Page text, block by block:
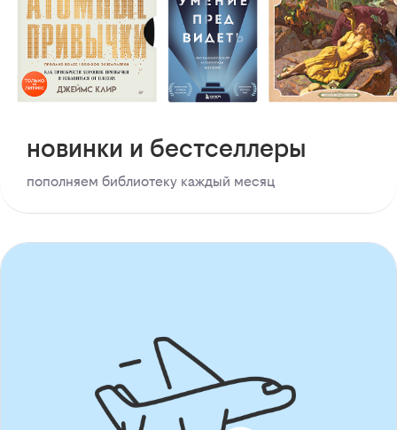
новинки и бестселлеры
пополняем библиотеку каждый месяц